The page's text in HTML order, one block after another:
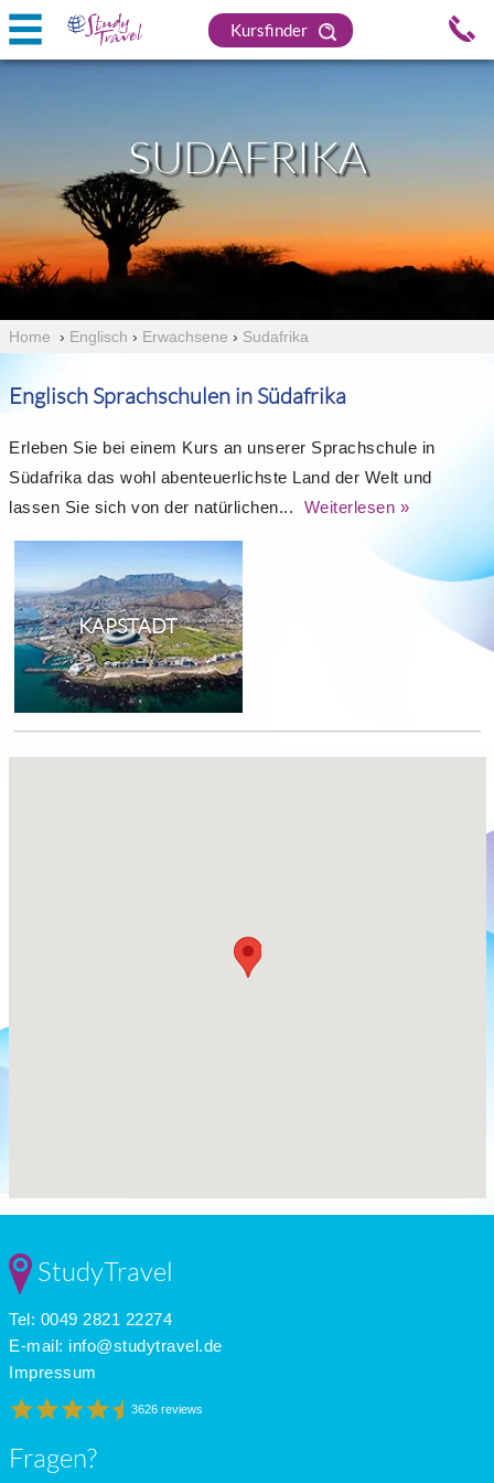
Kursfinder
SUDAFRIKA
Home › Englisch › Erwachsene › Sudafrika
Englisch Sprachschulen in Südafrika
Erleben Sie bei einem Kurs an unserer Sprachschule in
Südafrika das wohl abenteuerlichste Land der Welt und
lassen Sie sich von der natürlichen...
Weiterlesen »
KAPSTADT
StudyTravel
Tel: 0049 2821 22274
E-mail: info@studytravel.de
Impressum
3626 reviews
Fragen?